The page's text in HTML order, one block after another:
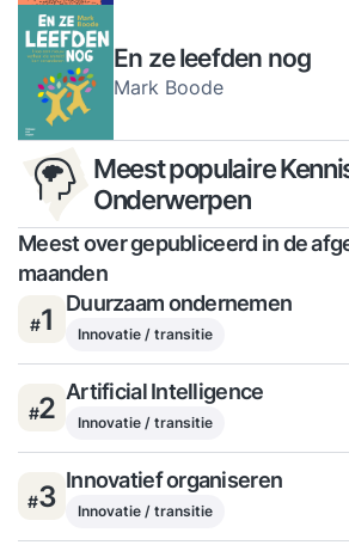
En ze leefden nog
Mark Boode
Meest populaire
Onderwerpen
Meest over gepubliceerd in de
maanden
#1 Duurzaam ondernemen
Innovatie / transitie
#2 Artificial Intelligence
Innovatie / transitie
#3 Innovatief organiseren
Innovatie / transitie